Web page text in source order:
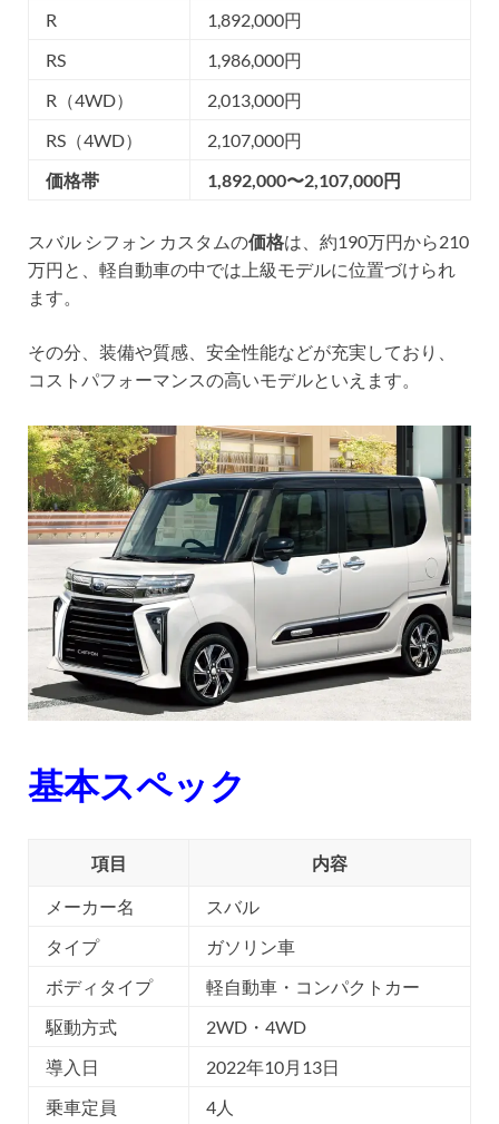
R
1,892,000円
RS
1,986,000円
R（4WD）
2,013,000円
RS（4WD）
2,107,000円
価格帯
1,892,000〜2,107,000円
スバル シフォン カスタムの価格は、約190万円から210
万円と、軽自動車の中では上級モデルに位置づけられ
ます。
その分、装備や質感、安全性能などが充実しており、
コストパフォーマンスの高いモデルといえます。
基本スペック
項目 内容
メーカー名
スバル
タイプ
ガソリン車
ボディタイプ
軽自動車・コンパクトカー
駆動方式
2WD・4WD
導入日
2022年10月13日
乗車定員
4人